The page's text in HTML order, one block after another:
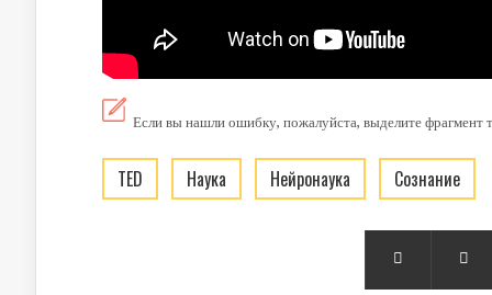
Если вы нашли ошибку, пожалуйста, выделите фрагмент
TED наука нейронаука сознание
 